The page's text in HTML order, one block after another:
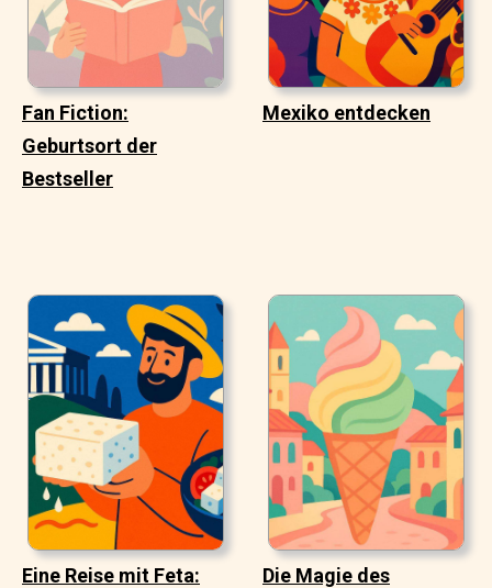
Fan Fiction:
Geburtsort der
Bestseller
Mexiko entdecken
Eine Reise mit Feta:
Die Magie des